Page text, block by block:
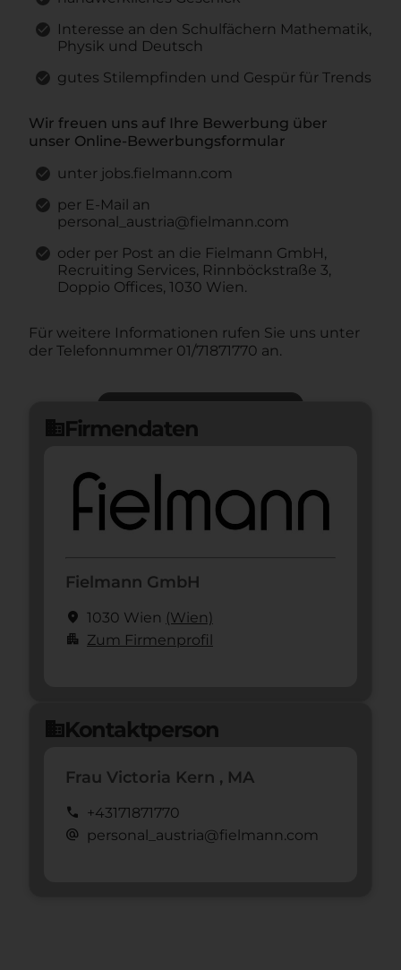
Interesse an den Schulfächern Mathematik,
Physik und Deutsch
gutes Stilempfinden und Gespür für Trends
Wir freuen uns auf Ihre Bewerbung über
unser Online-Bewerbungsformular
unter jobs.fielmann.com
per E-Mail an
personal_austria@fielmann.com
oder per Post an die Fielmann GmbH,
Recruiting Services, Rinnböckstraße 3,
Doppio Offices, 1030 Wien.
Für weitere Informationen rufen Sie uns unter
der Telefonnummer 01/71871770 an.
domainFirmendaten
Fielmann GmbH
location_on 1030 Wien (Wien)
apartment Zum Firmenprofil
domainKontaktperson
Frau Victoria Kern , MA
call +43171871770
alternate_email personal_austria@fielmann.com